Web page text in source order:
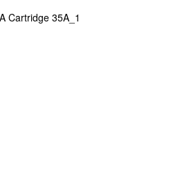
Cartridge 35A_1